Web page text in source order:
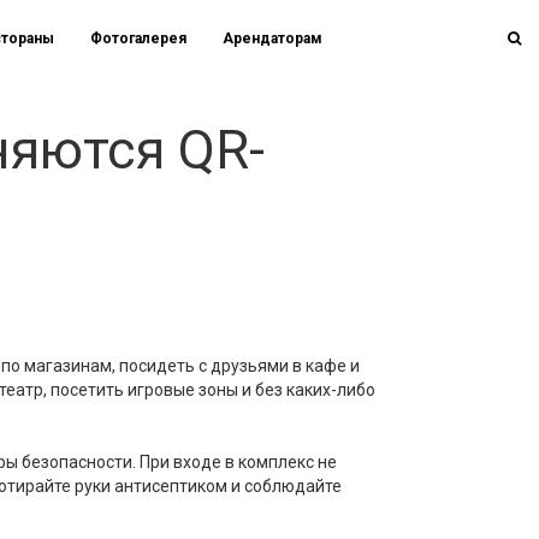
Фотогалерея Арендаторам
QR-
магазинам, посидеть с друзьями в кафе и
посетить игровые зоны и без каких-либо
безопасности. При входе в комплекс не
руки антисептиком и соблюдайте